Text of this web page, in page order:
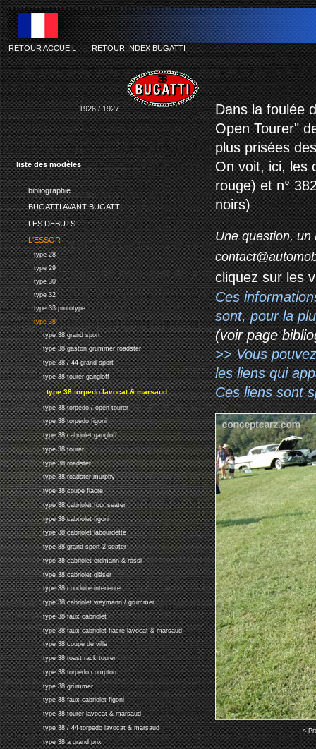
liste des modèles
bibliographie
BUGATTI AVANT BUGATTI
LES DEBUTS
L'ESSOR
type 28
type 29
type 30
type 32
type 33 prototype
type 38
type 38 grand sport
type 38 gaston grummer roadster
type 38 / 44 grand sport
type 38 tourer gangloff
type 38 torpedo lavocat & marsaud
type 38 torpedo / open tourer
type 38 torpedo figoni
type 38 cabriolet gangloff
type 38 tourer
type 38 roadster
type 38 roadster murphy
type 38 coupe fiacre
type 38 cabriolet four seater
type 38 cabriolet figoni
type 38 cabriolet labourdette
type 38 grand sport 2 seater
type 38 cabriolet erdmann & rossi
type 38 cabriolet gläser
type 38 conduite interieure
type 38 cabriolet weymann / grummer
type 38 faux cabriolet
type 38 faux cabriolet fiacre lavocat & marsaud
type 38 coupe de ville
type 38 toast rack tourer
type 38 torpedo compton
type 38 grümmer
type 38 faux-cabriolet figoni
type 38 tourer lavocat & marsaud
type 38 / 44 torpedo lavocat & marsaud
type 38 a grand prix
RETOUR ACCUEIL-RETOUR INDEX BUGATTI
1926 / 1927
Dans la foulée
Open Tourer"
plus prisées
On voit, ici, les
rouge) et n°
noirs)
Une question, un
cliquez sur les
Ces
sont, pour la
(voir page
>> Vous
les liens qui
Ces liens sont
<